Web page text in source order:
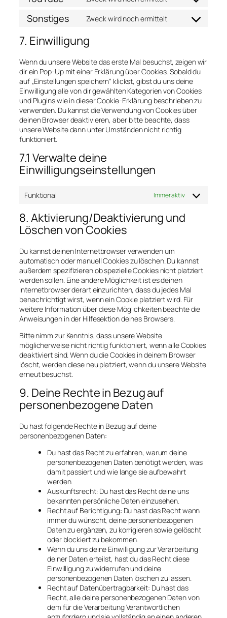
maps
Consent
service
Sonstiges Zweck wird noch ermittelt
Consent
7. Einwilligung
Wenn du unsere Website das erste Mal besuchst, zeigen wir
dir ein Pop-Up mit einer Erklärung über Cookies. Sobald du
auf „Einstellungen speichern“ klickst, gibst du uns deine
Einwilligung alle von dir gewählten Kategorien von Cookies
und Plugins wie in dieser Cookie-Erklärung beschrieben zu
verwenden. Du kannst die Verwendung von Cookies über
deinen Browser deaktivieren, aber bitte beachte, dass
unsere Website dann unter Umständen nicht richtig
funktioniert.
7.1 Verwalte deine
Einwilligungseinstellungen
Funktional Immer aktiv
8. Aktivierung/Deaktivierung und
Löschen von Cookies
Du kannst deinen Internetbrowser verwenden um
automatisch oder manuell Cookies zu löschen. Du kannst
außerdem spezifizieren ob spezielle Cookies nicht platziert
werden sollen. Eine andere Möglichkeit ist es deinen
Internetbrowser derart einzurichten, dass du jedes Mal
benachrichtigt wirst, wenn ein Cookie platziert wird. Für
weitere Information über diese Möglichkeiten beachte die
Anweisungen in der Hilfesektion deines Browsers.
Bitte nimm zur Kenntnis, dass unsere Website
möglicherweise nicht richtig funktioniert, wenn alle Cookies
deaktiviert sind. Wenn du die Cookies in deinem Browser
löscht, werden diese neu platziert, wenn du unsere Website
erneut besuchst.
9. Deine Rechte in Bezug auf
personenbezogene Daten
Du hast folgende Rechte in Bezug auf deine
personenbezogenen Daten:
Du hast das Recht zu erfahren, warum deine
personenbezogenen Daten benötigt werden, was
damit passiert und wie lange sie aufbewahrt
werden.
Auskunftsrecht: Du hast das Recht deine uns
bekannten persönliche Daten einzusehen.
Recht auf Berichtigung: Du hast das Recht wann
immer du wünscht, deine personenbezogenen
Daten zu ergänzen, zu korrigieren sowie gelöscht
oder blockiert zu bekommen.
Wenn du uns deine Einwilligung zur Verarbeitung
deiner Daten erteilst, hast du das Recht diese
Einwilligung zu widerrufen und deine
personenbezogenen Daten löschen zu lassen.
Recht auf Datenübertragbarkeit: Du hast das
Recht, alle deine personenbezogenen Daten von
dem für die Verarbeitung Verantwortlichen